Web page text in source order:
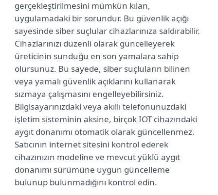
gerçekleştirilmesini mümkün kılan,
uygulamadaki bir sorundur. Bu güvenlik açığı
sayesinde siber suçlular cihazlarınıza saldırabilir.
Cihazlarınızı düzenli olarak güncelleyerek
üreticinin sunduğu en son yamalara sahip
olursunuz. Bu sayede, siber suçluların bilinen
veya yamalı güvenlik açıklarını kullanarak
sızmaya çalışmasını engelleyebilirsiniz.
Bilgisayarınızdaki veya akıllı telefonunuzdaki
işletim sisteminin aksine, birçok IOT cihazındaki
aygıt donanımı otomatik olarak güncellenmez.
Satıcının internet sitesini kontrol ederek
cihazınızın modeline ve mevcut yüklü aygıt
donanımı sürümüne uygun güncelleme
bulunup bulunmadığını kontrol edin.